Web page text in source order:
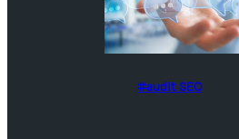
audit SEO